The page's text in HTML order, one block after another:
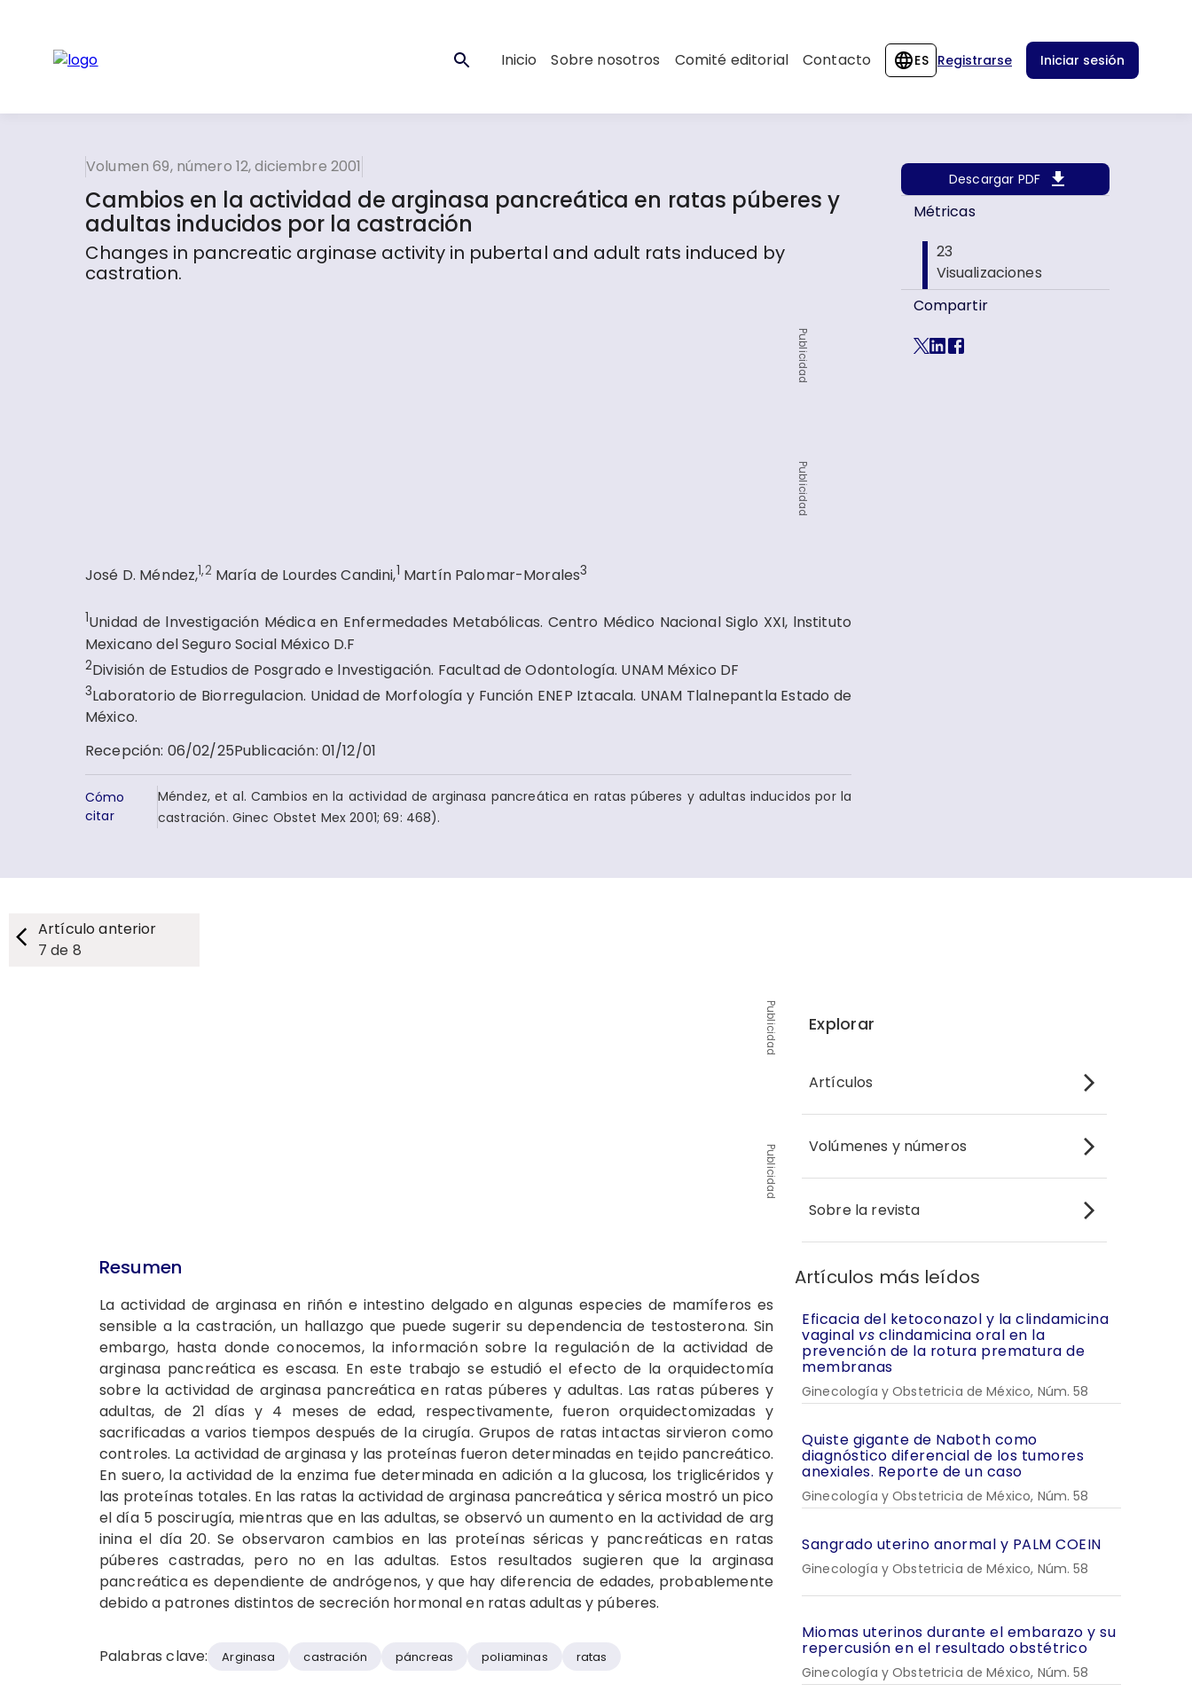
Inicio Sobre nosotros Comité editorial Contacto ES Registrarse Iniciar sesión
Volumen 69, número 12, diciembre 2001
Cambios en la actividad de arginasa pancreática en ratas púberes y
adultas inducidos por la castración
Changes in pancreatic arginase activity in pubertal and adult rats induced by
castration.
Publicidad
Publicidad
José D. Méndez,1,2 María de Lourdes Candini,1 Martín Palomar-Morales3
1Unidad de lnvestigación Médica en Enfermedades Metabólicas. Centro Médico Nacional Siglo XXI, lnstituto
Mexicano del Seguro Social México D.F
2División de Estudios de Posgrado e lnvestigación. Facultad de Odontología. UNAM México DF
3Laboratorio de Biorregulacion. Unidad de Morfología y Función ENEP Iztacala. UNAM Tlalnepantla Estado de
México.
Recepción: 06/02/25Publicación: 01/12/01
Cómo
citar
Méndez, et al. Cambios en la actividad de arginasa pancreática en ratas púberes y adultas inducidos por la
castración. Ginec Obstet Mex 2001; 69: 468).
Descargar PDF
Métricas
23
Visualizaciones
Compartir
Artículo anterior
7 de 8
Publicidad
Publicidad
Resumen
La actividad de arginasa en riñón e intestino delgado en algunas especies de mamíferos es
sensi­ble a la castración, un hallazgo que puede sugerir su dependen­cia de testosterona. Sin
embar­go, hasta donde conocemos, la información sobre la regulación de la actividad de
arginasa pan­creática es escasa. En este tra­bajo se estudió el efecto de la or­quidectomía
sobre la actividad de arginasa pancreática en ratas púberes y adultas. Las ratas pú­beres y
adultas, de 21 días y 4 meses de edad, respectivamen­te, fueron orquidectomizadas y
sacrificadas a varios tiempos después de la cirugía. Grupos de ratas intactas sirvieron como
controles. La actividad de argina­sa y las proteínas fueron determi­nadas en te¡ido pancreático.
En suero, la actividad de la enzima fue determinada en adición a la glucosa, los triglicéridos y
las proteínas totales. En las ratas la act​iv​idad de arg​inasa pancreáti­ca y sérica mostró un pico
el día 5 posc​irugía, mientras que en las adultas​, se observó un aumento en la act​iv​idad de arg​
inina el día 20​. Se observaron cambios en​ las proteínas séricas y pancreáti­cas en ratas
púberes castradas, pero no en las adultas. Estos re­sultados sugieren que la argina­sa
pancreática es dependiente de andrógenos, y que hay dife­rencia de edades, probablemen­te
debido a patrones distintos de secreción hormonal en ratas adultas y púberes.
Palabras clave: Arginasa castración páncreas poliaminas ratas
Explorar
Artículos
Volúmenes y números
Sobre la revista
Artículos más leídos
Eficacia del ketoconazol y la clindamicina
vaginal vs clindamicina oral en la
prevención de la rotura prematura de
membranas
Ginecología y Obstetricia de México, Núm. 58
Quiste gigante de Naboth como
diagnóstico diferencial de los tumores
anexiales. Reporte de un caso
Ginecología y Obstetricia de México, Núm. 58
Sangrado uterino anormal y PALM COEIN
Ginecología y Obstetricia de México, Núm. 58
Miomas uterinos durante el embarazo y su
repercusión en el resultado obstétrico
Ginecología y Obstetricia de México, Núm. 58